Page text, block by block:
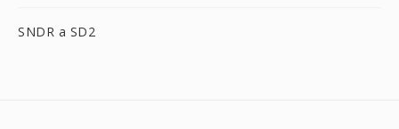
SNDR a SD2